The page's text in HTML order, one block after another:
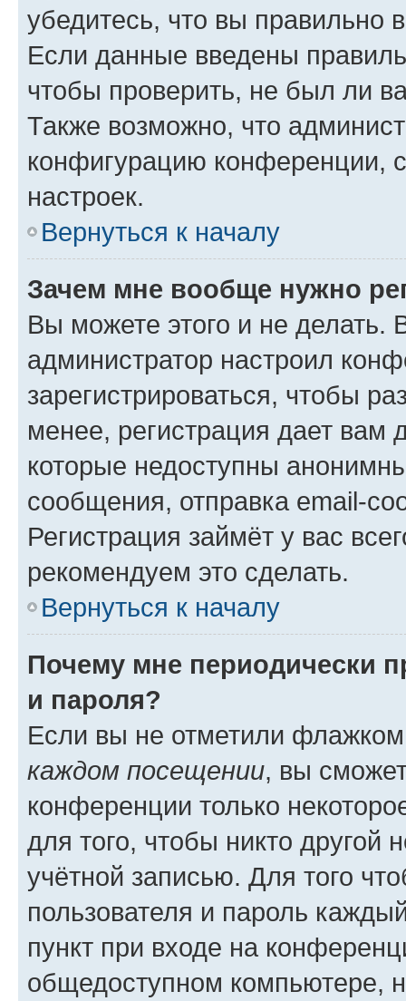
убедитесь, что вы правильно
Если данные введены
чтобы проверить, не был ли
Также возможно, что
конфигурацию конференции,
настроек.
Вернуться к началу
Зачем мне вообще нужно
Вы можете этого и не делать.
администратор настроил
зарегистрироваться, чтобы
менее, регистрация дает вам
которые недоступны
сообщения, отправка email-
Регистрация займёт у вас
рекомендуем это сделать.
Вернуться к началу
Почему мне периодически
и пароля?
Если вы не отметили
каждом посещении, вы
конференции только
для того, чтобы никто другой
учётной записью. Для того
пользователя и пароль
пункт при входе на
общедоступном компьютере,